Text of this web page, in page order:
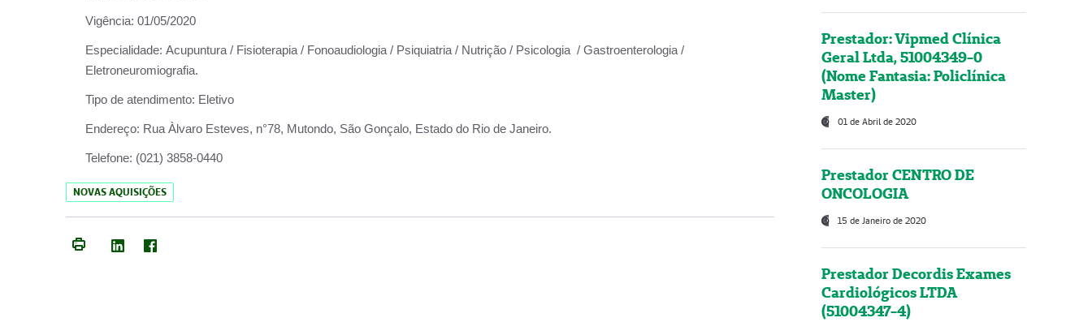
Vigência: 01/05/2020
Especialidade: Acupuntura / Fisioterapia / Fonoaudiologia / Psiquiatria / Nutrição / Psicologia / Gastroenterologia /
Eletroneuromiografia.
Tipo de atendimento: Eletivo
Endereço: Rua Àlvaro Esteves, n°78, Mutondo, São Gonçalo, Estado do Rio de Janeiro.
Telefone: (021) 3858-0440
NOVAS AQUISIÇÕES
Prestador: Vipmed Clínica
Geral Ltda, 51004349-0
(Nome Fantasia: Policlínica
Master)
01 de Abril de 2020
Prestador CENTRO DE
ONCOLOGIA
15 de Janeiro de 2020
Prestador Decordis Exames
Cardiológicos LTDA
(51004347-4)